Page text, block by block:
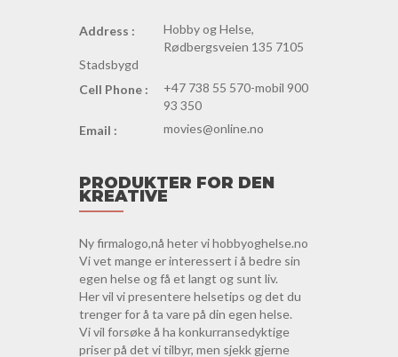
Address :
Hobby og Helse,
Rødbergsveien 135 7105
Stadsbygd
Cell Phone :
+47 738 55 570-mobil 900
93 350
Email :
movies@online.no
PRODUKTER FOR DEN
KREATIVE
Ny firmalogo,nå heter vi hobbyoghelse.no
Vi vet mange er interessert i å bedre sin
egen helse og få et langt og sunt liv.
Her vil vi presentere helsetips og det du
trenger for å ta vare på din egen helse.
Vi vil forsøke å ha konkurransedyktige
priser på det vi tilbyr, men sjekk gjerne